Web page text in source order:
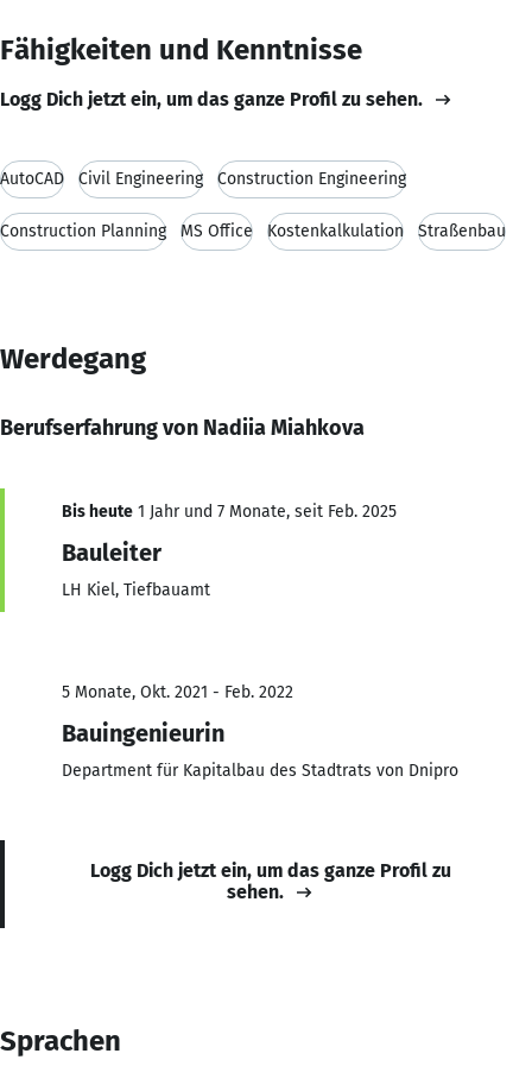
Fähigkeiten und Kenntnisse
Logg Dich jetzt ein, um das ganze Profil zu sehen.
AutoCAD Civil Engineering Construction Engineering
Construction Planning MS Office Kostenkalkulation Straßenbau
Werdegang
Berufserfahrung von Nadiia Miahkova
Bis heute 1 Jahr und 7 Monate, seit Feb. 2025
Bauleiter
LH Kiel, Tiefbauamt
5 Monate, Okt. 2021 - Feb. 2022
Bauingenieurin
Department für Kapitalbau des Stadtrats von Dnipro
Logg Dich jetzt ein, um das ganze Profil zu
sehen.
Sprachen